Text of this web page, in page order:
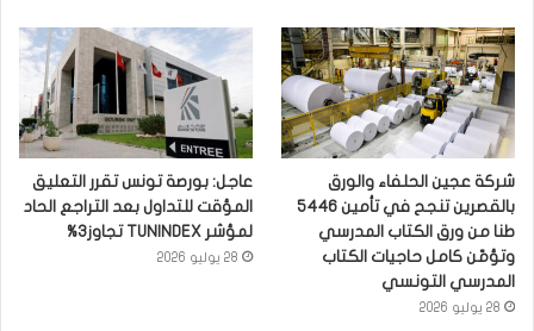
شركة عجين الحلفاء والورق
بالقصرين تنجح في تأمين 5446
طنا من ورق الكتاب المدرسي
وتؤمّن كامل حاجيات الكتاب
المدرسي التونسي
28 يوليو 2026
عاجل: بورصة تونس تقرر التعليق
المؤقت للتداول بعد التراجع الحاد
لمؤشر TUNINDEX تجاوز3%
28 يوليو 2026